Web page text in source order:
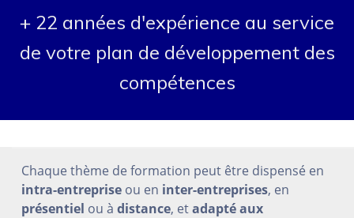
+ 22 années d'expérience au service
de votre plan de développement des
compétences
Chaque thème de formation peut être dispensé en
intra-entreprise ou en inter-entreprises, en
présentiel ou à distance, etadapté aux